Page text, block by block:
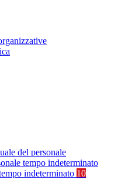
del personale
tempo indeterminato
indeterminato 10